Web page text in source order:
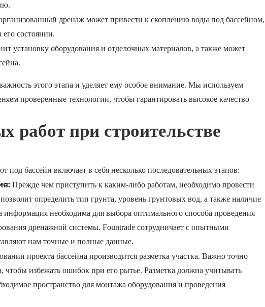
дренаж может привести к скоплению воды под бассейном,
его состоянии.
установку оборудования и отделочных материалов, а также может
этого этапа и уделяет ему особое внимание. Мы используем
проверенные технологии, чтобы гарантировать высокое качество
работ при строительстве
под бассейн включает в себя несколько последовательных этапов:
Прежде чем приступить к каким-либо работам, необходимо провести
определить тип грунта, уровень грунтовых вод, а также наличие
необходима для выбора оптимального способа проведения
дренажной системы. Fountrade сотрудничает с опытными
нам точные и полные данные.
проекта бассейна производится разметка участка. Важно точно
чтобы избежать ошибок при его рытье. Разметка должна учитывать
пространство для монтажа оборудования и проведения